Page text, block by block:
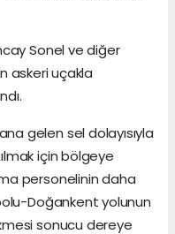
Sonel ve diğer
askeri uçakla
gelen sel dolayısıyla
için bölgeye
personelinin daha
Doğankent yolunun
sonucu dereye